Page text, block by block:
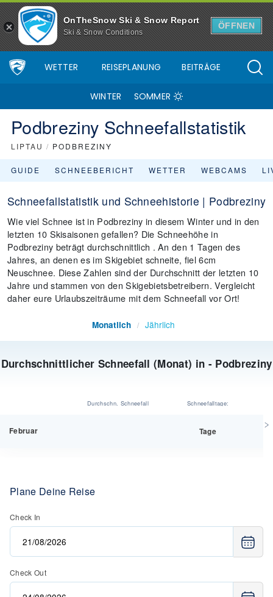
OnTheSnow Ski & Snow Report
Ski & Snow Conditions
ÖFFNEN
WETTER REISEPLANUNG BEITRÄGE
WINTER SOMMER
Podbreziny Schneefallstatistik
LIPTAU / PODBREZINY
GUIDE SCHNEEBERICHT WETTER WEBCAMS
Schneefallstatistik und Schneehistorie | Podbreziny
Wie viel Schnee ist in Podbreziny in diesem Winter und in den
letzten 10 Skisaisonen gefallen? Die Schneehöhe in
Podbreziny beträgt durchschnittlich . An den 1 Tagen des
Jahres, an denen es im Skigebiet schneite, fiel 6cm
Neuschnee. Diese Zahlen sind der Durchschnitt der letzten 10
Jahre und stammen von den Skigebietsbetreibern. Vergleicht
daher eure Urlaubszeiträume mit dem Schneefall vor Ort!
Durchschnittlicher Schneefall (Monat) in - Podbreziny
Monatlich / Jährlich
Durchschn. Schneefall Schneefalltage:
Februar Tage
Plane Deine Reise
Check In
Check Out